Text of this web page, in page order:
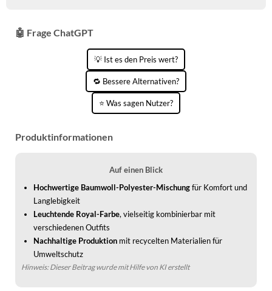
🤖 Frage ChatGPT
💡 Ist es den Preis wert?
🔁 Bessere Alternativen?
⭐ Was sagen Nutzer?
Produktinformationen
Auf einen Blick
Hochwertige Baumwoll-Polyester-Mischungfür Komfort und
Langlebigkeit
Leuchtende Royal-Farbe, vielseitig kombinierbar mit
verschiedenen Outfits
Nachhaltige Produktion mit recycelten Materialien für
Umweltschutz
Hinweis: Dieser Beitrag wurde mit Hilfe von KI erstellt